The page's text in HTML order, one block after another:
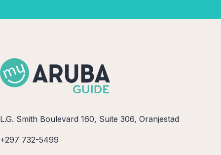
L.G. Smith Boulevard 160, Suite 306, Oranjestad
+297 732-5499